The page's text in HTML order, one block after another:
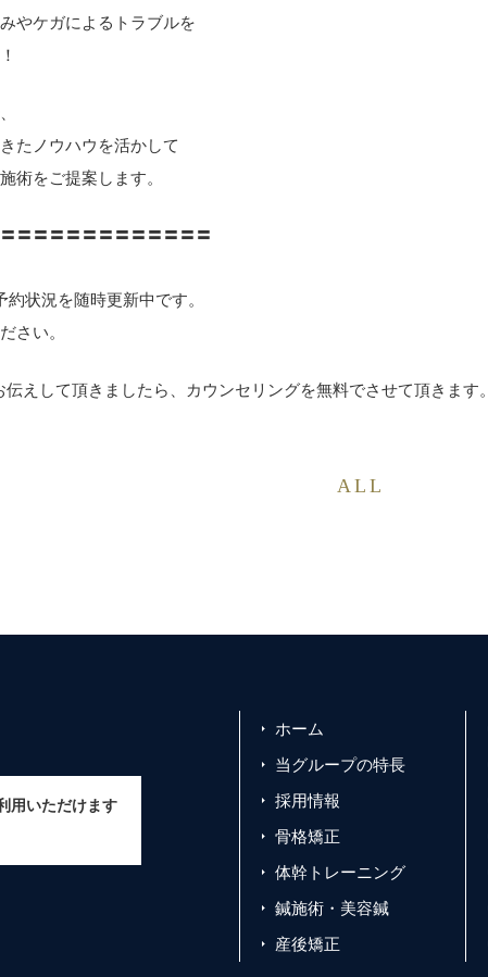
やケガによるトラブルを
たノウハウを活かして
術をご提案します。
〓〓〓〓〓〓〓〓〓〓〓〓
状況を随時更新中です。
さい。
えして頂きましたら、カウンセリングを無料でさせて頂きます。
ALL
用いただけます
ホーム
当グループの特長
採用情報
骨格矯正
体幹トレーニング
鍼施術・美容鍼
産後矯正